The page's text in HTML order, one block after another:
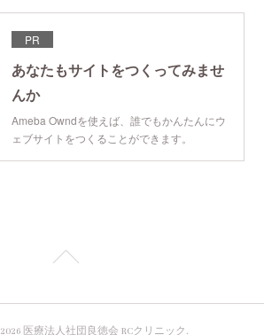
PR
あなたもサイトをつくってみませ
んか
Ameba Owndを使えば、誰でもかんたんにウ
ェブサイトをつくることができます。
2026 医療法人社団良徳会 RCクリニック .